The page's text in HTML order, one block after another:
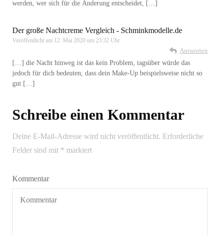
werden, wer sich für die Änderung entscheidet, […]
Der große Nachtcreme Vergleich - Schminkmodelle.de
Veröffentlicht am 12. Mai 2020 um 23:32 Uhr
Antworten
[…] die Nacht hinweg ist das kein Problem, tagsüber würde das
jedoch für dich bedeuten, dass dein Make-Up beispielsweise nicht so
gut […]
Schreibe einen Kommentar
Deine E-Mail-Adresse wird nicht veröffentlicht. Erforderliche
Felder sind mit * markiert
Kommentar